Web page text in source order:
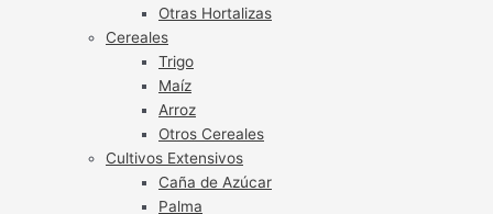
Otras Hortalizas
Cereales
Trigo
Maíz
Arroz
Otros Cereales
Cultivos Extensivos
Caña de Azúcar
Palma